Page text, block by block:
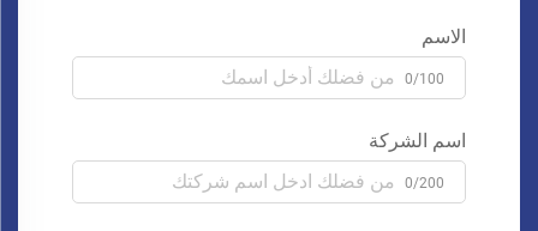
الاسم
0/100
اسم الشركة
0/200